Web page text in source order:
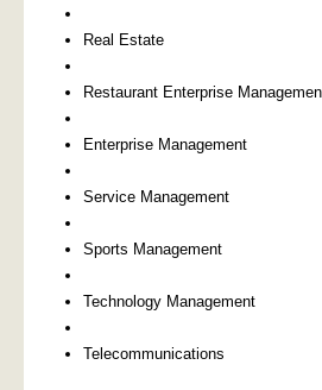
Real Estate
Restaurant Enterprise
Enterprise Management
Service Management
Sports Management
Technology Management
Telecommunications